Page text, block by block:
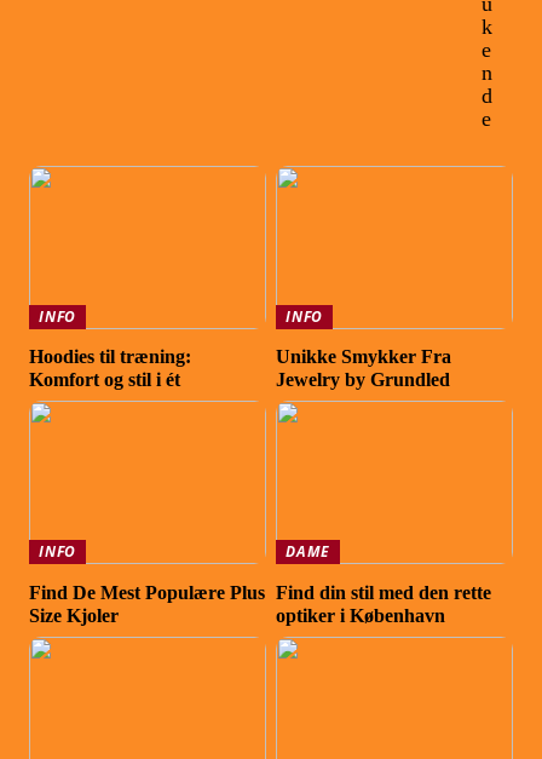
k
e
n
d
e
INFO
Hoodies til træning:
Komfort og stil i ét
INFO
Unikke Smykker Fra
Jewelry by Grundled
INFO
Find De Mest Populære Plus
Size Kjoler
DAME
Find din stil med den rette
optiker i København